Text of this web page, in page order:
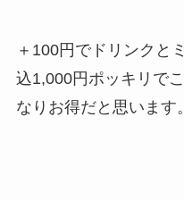
＋100円でドリンクと
込1,000円ポッキリで
なりお得だと思います。